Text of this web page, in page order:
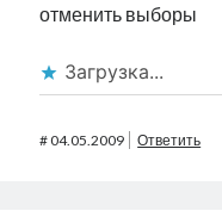
отменить выборы
Загрузка...
#04.05.2009 Ответить